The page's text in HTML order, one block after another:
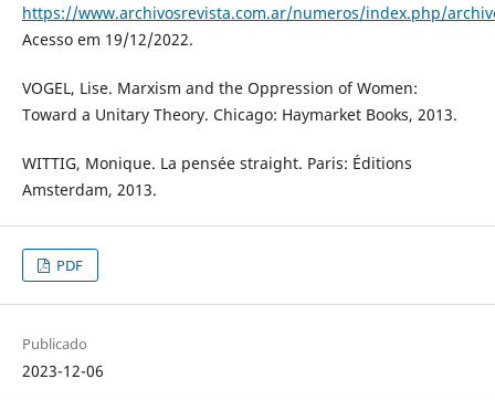
https://www.archivosrevista.com.ar/numeros/index.php/
Acesso em 19/12/2022.
VOGEL, Lise. Marxism and the Oppression of Women:
Toward a Unitary Theory. Chicago: Haymarket Books, 2013.
WITTIG, Monique. La pensée straight. Paris: Éditions
Amsterdam, 2013.
PDF
Publicado
2023-12-06